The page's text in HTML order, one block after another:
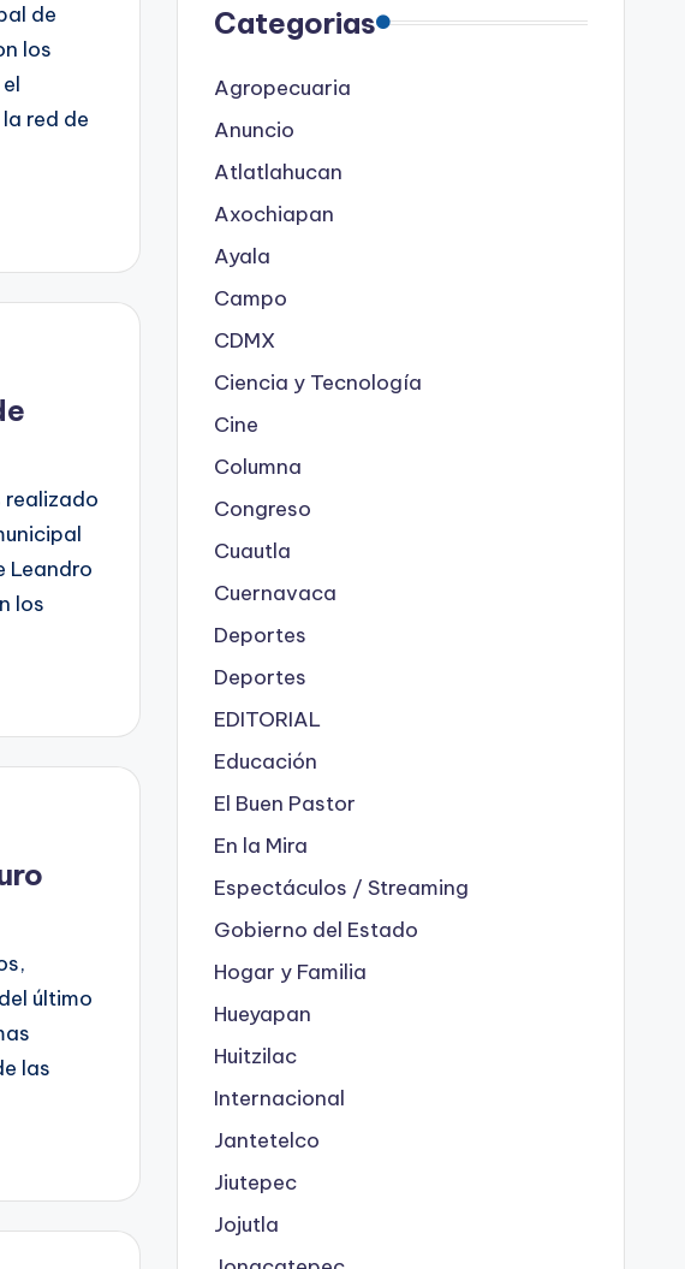
de
los
red de
realizado
Leandro
los
último
las
Categorias
Agropecuaria
Anuncio
Atlatlahucan
Axochiapan
Ayala
Campo
CDMX
Ciencia y Tecnología
Cine
Columna
Congreso
Cuautla
Cuernavaca
Deportes
Deportes
EDITORIAL
Educación
El Buen Pastor
En la Mira
Espectáculos / Streaming
Gobierno del Estado
Hogar y Familia
Hueyapan
Huitzilac
Internacional
Jantetelco
Jiutepec
Jojutla